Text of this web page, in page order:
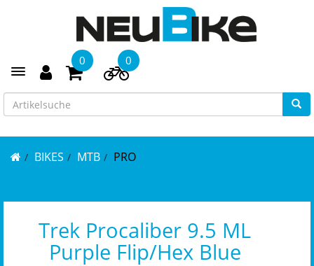
Toggle navigation
0 0
BIKES MTB PRO
Trek Procaliber 9.5 ML
Purple Flip/Hex Blue